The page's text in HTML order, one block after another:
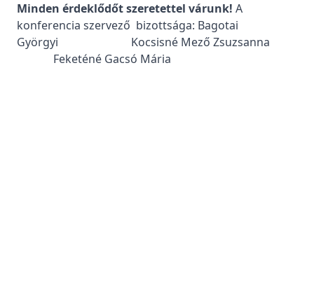
Minden érdeklődőt szeretettel várunk! A
konferencia szervező bizottsága: Bagotai
Györgyi Kocsisné Mező Zsuzsanna
Feketéné Gacsó Mária